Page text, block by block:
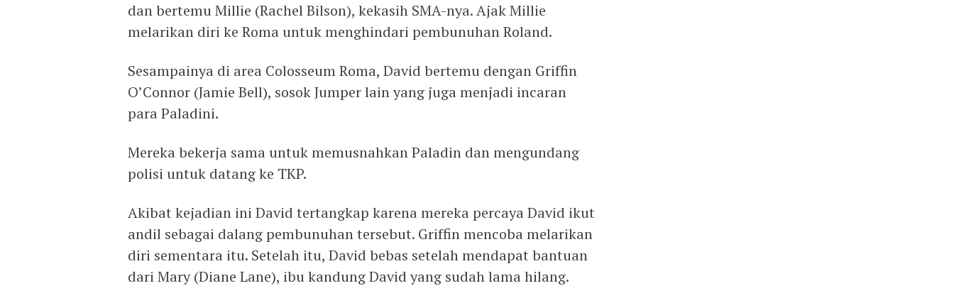
dan bertemu Millie (Rachel Bilson), kekasih SMA-nya. Ajak Millie
melarikan diri ke Roma untuk menghindari pembunuhan Roland.
Sesampainya di area Colosseum Roma, David bertemu dengan Griffin
O’Connor (Jamie Bell), sosok Jumper lain yang juga menjadi incaran
para Paladini.
Mereka bekerja sama untuk memusnahkan Paladin dan mengundang
polisi untuk datang ke TKP.
Akibat kejadian ini David tertangkap karena mereka percaya David ikut
andil sebagai dalang pembunuhan tersebut. Griffin mencoba melarikan
diri sementara itu. Setelah itu, David bebas setelah mendapat bantuan
dari Mary (Diane Lane), ibu kandung David yang sudah lama hilang.